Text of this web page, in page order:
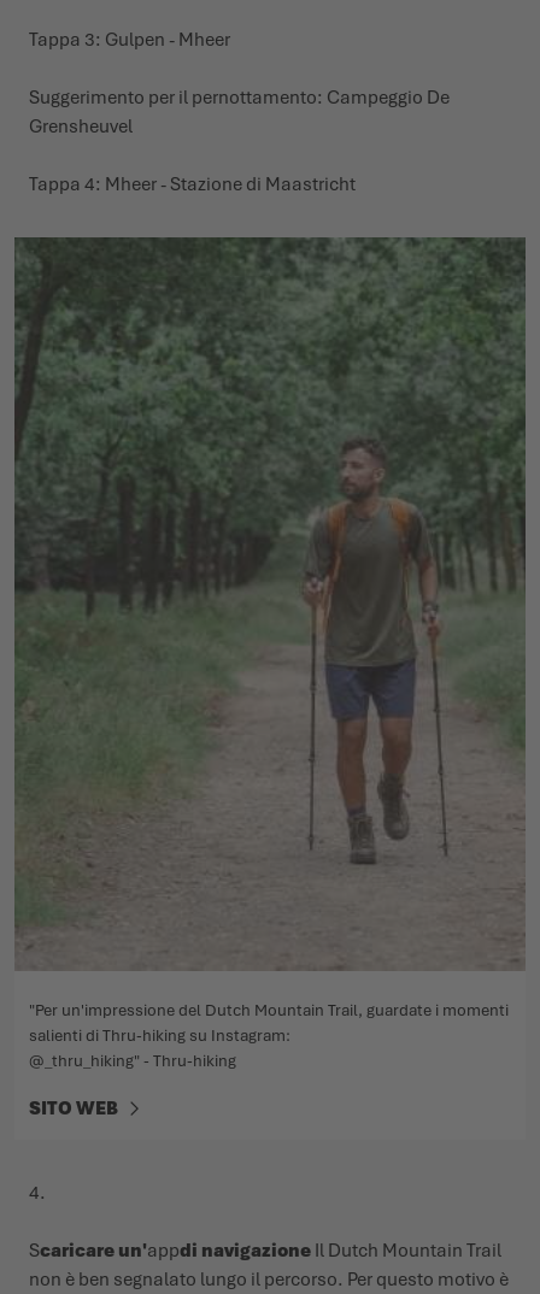
Tappa 3: Gulpen - Mheer
Suggerimento per il pernottamento: Campeggio De
Grensheuvel
Tappa 4: Mheer - Stazione di Maastricht
"Per un'impressione del Dutch Mountain Trail, guardate i momenti
salienti di Thru-hiking su Instagram:
@_thru_hiking" - Thru-hiking
SITO WEB
4.
Scaricare un'appdi navigazione Il Dutch Mountain Trail
non è ben segnalato lungo il percorso. Per questo motivo è